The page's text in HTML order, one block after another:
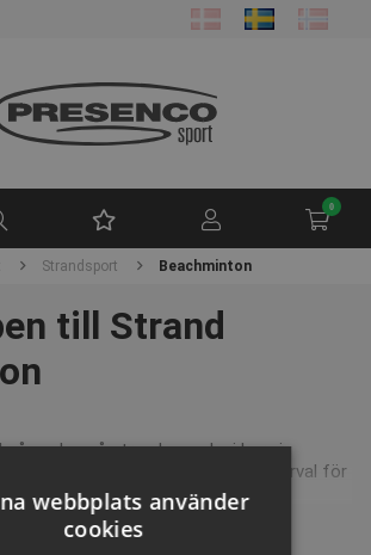
0
Strandsport Beachminton
till Strand
spelas på stranden, och vi har vi
det möjligt. Klicka här och se vårt urval för
webbplats använder
cookies